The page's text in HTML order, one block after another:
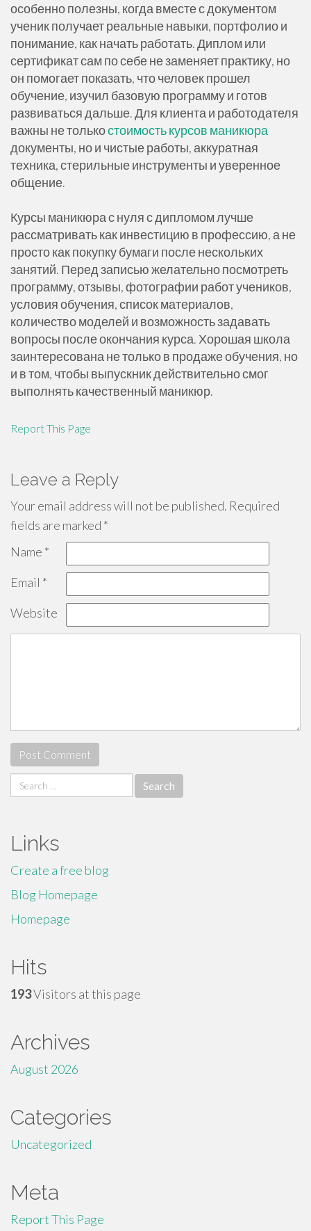
особенно полезны, когда вместе с документом
ученик получает реальные навыки, портфолио и
понимание, как начать работать. Диплом или
сертификат сам по себе не заменяет практику, но
он помогает показать, что человек прошел
обучение, изучил базовую программу и готов
развиваться дальше. Для клиента и работодателя
важны не толькостоимость курсов маникюра
документы, но и чистые работы, аккуратная
техника, стерильные инструменты и уверенное
общение.
Курсы маникюра с нуля с дипломом лучше
рассматривать как инвестицию в профессию, а не
просто как покупку бумаги после нескольких
занятий. Перед записью желательно посмотреть
программу, отзывы, фотографии работ учеников,
условия обучения, список материалов,
количество моделей и возможность задавать
вопросы после окончания курса. Хорошая школа
заинтересована не только в продаже обучения, но
и в том, чтобы выпускник действительно смог
выполнять качественный маникюр.
Report This Page
Leave a Reply
Your email address will not be published. Required
fields are marked *
Name *
Email *
Website
Search
for:
Links
Create a free blog
Blog Homepage
Homepage
Hits
193Visitors at this page
Archives
August 2026
Categories
Uncategorized
Meta
Report This Page